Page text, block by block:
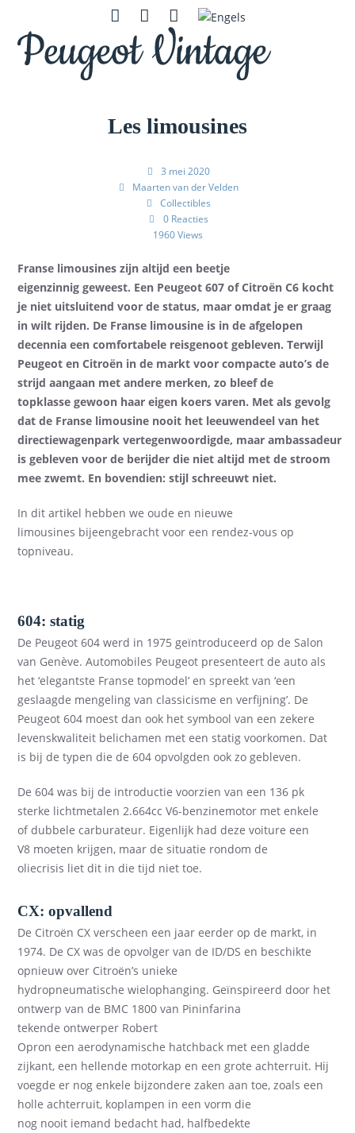
content
Instagram
Contact Zoeken
mobile
mobile
Les limousines
3 mei 2020
Maarten van der Velden
Collectibles
0 Reacties
1960 Views
Franse limousines zijn altijd een beetje
eigenzinnig geweest. Een Peugeot607 ofCitroënC6 kocht
je niet uitsluitendvoor de status, maar omdat je er graag
in wilt rijden. De Franse limousine is inde afgelopen
decennia een comfortabele reisgenoot gebleven. Terwijl
PeugeotenCitroën in de markt voor compacte auto’s de
strijd aangaan met andere merken, zo bleefde
topklasse gewoon haareigen koers varen. Met als gevolg
datde Franse limousine nooit het leeuwendeel van het
directiewagenparkvertegenwoordigde, maarambassadeur
is geblevenvoor de berijderdie niet altijd met de stroom
mee zwemt. En bovendien: stijl schreeuwt niet.
In dit artikel hebben we oude en nieuwe
limousines bijeengebracht voor een rendez-vous op
topniveau.
604: statig
De Peugeot 604werd in 1975 geïntroduceerd op de Salon
van Genève. Automobiles Peugeot presenteert de auto als
het ‘elegantste Franse topmodel’ en spreekt van ‘een
geslaagde mengeling van classicisme en verfijning’. De
Peugeot 604 moest dan ook het symbool van een zekere
levenskwaliteit belichamen met een statig voorkomen. Dat
is bij de typen die de 604 opvolgden ook zo gebleven.
De 604was bij de introductie voorzien van een 136 pk
sterke lichtmetalen 2.664cc V6-benzinemotor met enkele
ofdubbele carburateur. Eigenlijk had deze voiture een
V8 moeten krijgen, maar de situatie rondom de
oliecrisis liet dit in die tijd niet toe.
CX: opvallend
De Citroën CX verscheen een jaar eerder op de markt, in
1974. De CX was de opvolger van de ID/DS en beschikte
opnieuw over Citroën’s unieke
hydropneumatischewielophanging. Geïnspireerd door het
ontwerp van de BMC 1800van Pininfarina
tekendeontwerper Robert
Oproneenaerodynamische hatchback met een gladde
zijkant,een hellende motorkap en een grote achterruit. Hij
voegde er nog enkele bijzonderezaken aan toe, zoals een
holle achterruit, koplampen in een vorm die
nog nooit iemand bedacht had, halfbedekte